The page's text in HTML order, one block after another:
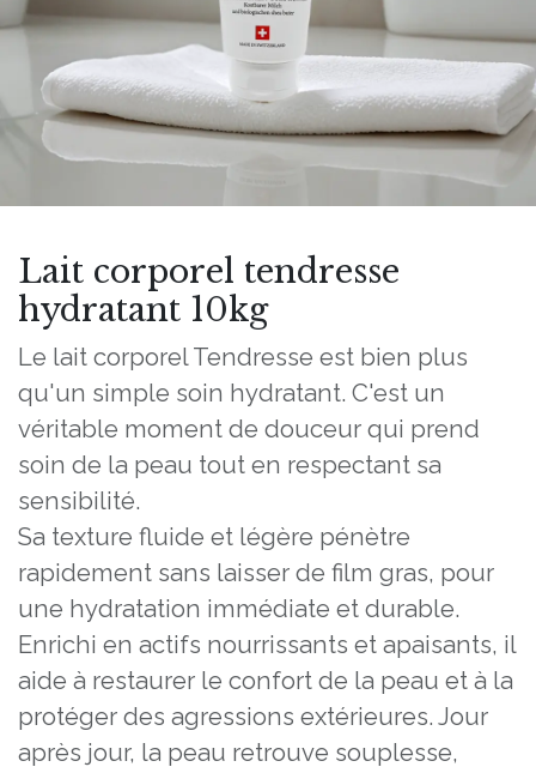
Lait corporel tendresse
hydratant 10kg
Le lait corporel Tendresse est bien plus
qu'un simple soin hydratant. C'est un
véritable moment de douceur qui prend
soin de la peau tout en respectant sa
sensibilité.
Sa texture fluide et légère pénètre
rapidement sans laisser de film gras, pour
une hydratation immédiate et durable.
Enrichi en actifs nourrissants et apaisants, il
aide à restaurer le confort de la peau et à la
protéger des agressions extérieures. Jour
après jour, la peau retrouve souplesse,